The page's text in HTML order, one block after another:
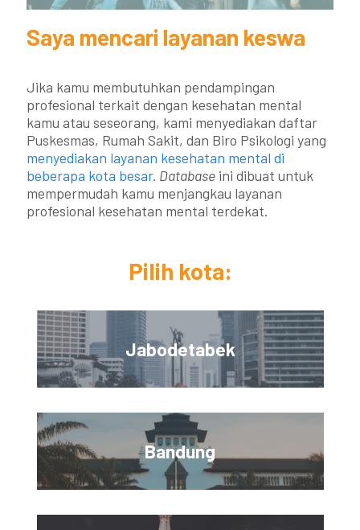
Saya mencari layanan keswa
Jika kamu membutuhkan pendampingan
profesional terkait dengan kesehatan mental
kamu atau seseorang, kami menyediakan daftar
Puskesmas, Rumah Sakit, dan Biro Psikologi yang
menyediakan layanan kesehatan mental di
beberapa kota besar. Databaseini dibuat untuk
mempermudah kamu menjangkau layanan
profesional kesehatan mental terdekat.
Pilih kota:
Jabodetabek
Bandung